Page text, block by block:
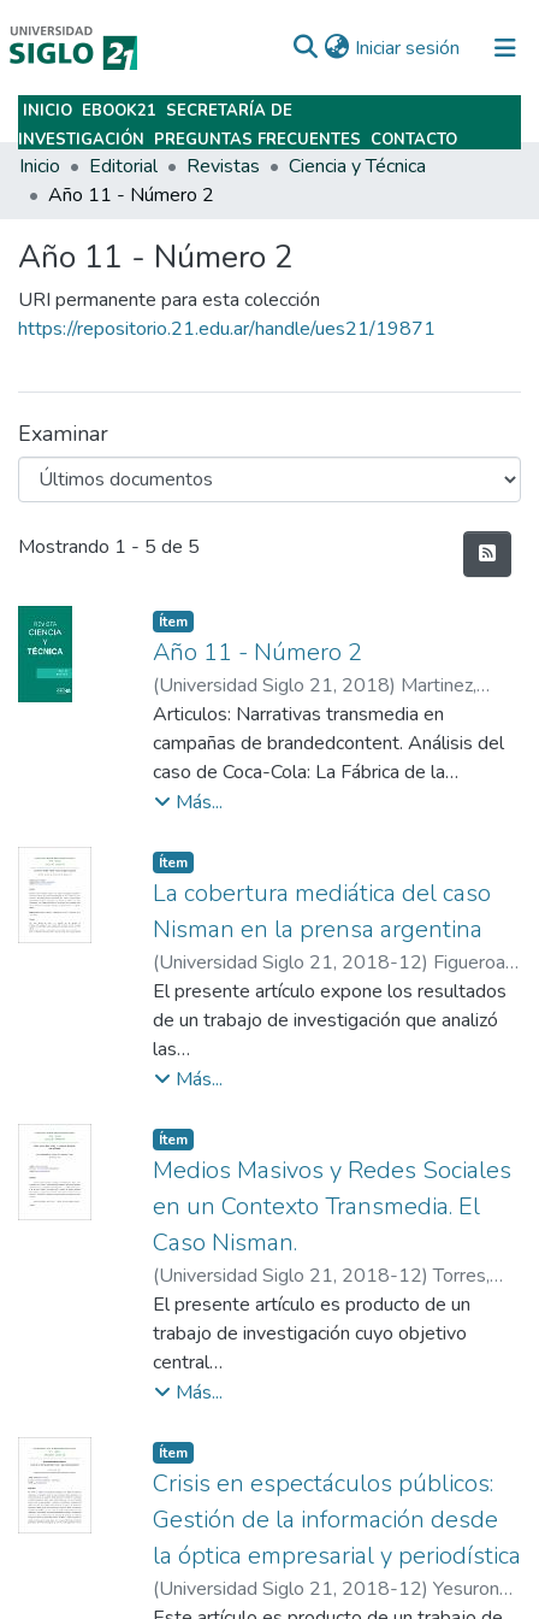
Iniciar sesión (current)
Subir
INICIO EBOOK21 SECRETARÍA DE
INVESTIGACIÓN PREGUNTAS FRECUENTES CONTACTO
Inicio Editorial Revistas
Ciencia y Técnica
Año 11 - Número 2
Año 11 - Número 2
URI permanente para esta colección
https://repositorio.21.edu.ar/handle/ues21/19871
Examinar
Últimos documentos
Mostrando 1 - 5 de 5
Item type:
Ítem,
Año 11 - Número 2
(Universidad Siglo 21, 2018) Martinez,
Alejandra
Articulos: Narrativas transmedia en
campañas de brandedcontent. Análisis del
caso de Coca-Cola: La Fábrica de la
Felicidad. Franco Alejandro Ferraro / Crisis
información desde la óptica empresarial y
periodística. Julieta Yesuron Ferreyra /
Masivos y Redes Sociales en un Contexto
Transmedia.El Caso Nisman. Celeste Rocío
Torres / La cobertura mediática del caso
Nisman en la prensa argentina. María Rocío
Figueroa.
Más...
Item type:
Ítem,
La cobertura mediática del caso
Nisman en la prensa argentina
(Universidad Siglo 21, 2018-12) Figueroa,
María Rocío
El presente artículo expone los resultados
de un trabajo de investigación que analizó
las
diferencias y similitudes de la cobertura
en torno a
la muerte del fiscal Alberto Nisman en los
meses de enero y febrero del 2015. El
análisis
busca identificar coincidencias y diferencias
en el tratamiento de la noticia de un mismo
acontecimiento. Como conclusión,
observamos que ante un mismo evento,
cada diario mostró
aspectos diferentes del acontecimiento,
propios
intereses.
Más...
Item type:
Ítem,
Medios Masivos y Redes Sociales
en un Contexto Transmedia. El
Caso Nisman.
(Universidad Siglo 21, 2018-12)Torres,
Celeste Rocío
El presente artículo es producto de un
trabajo de investigación cuyo objetivo
central
fue analizar el “Caso Nisman”, como
unidades de
análisis dos diarios on line (con líneas
editoriales diferentes) y las publicaciones
de usuarios
de la red social Facebook. Este trabajo
tomó el concepto de Narrativa transmedia
Más...
Item type:
Ítem,
Crisis en espectáculos públicos:
Gestión de la información desde
la óptica empresarial y periodística
(Universidad Siglo 21, 2018-12) Yesuron